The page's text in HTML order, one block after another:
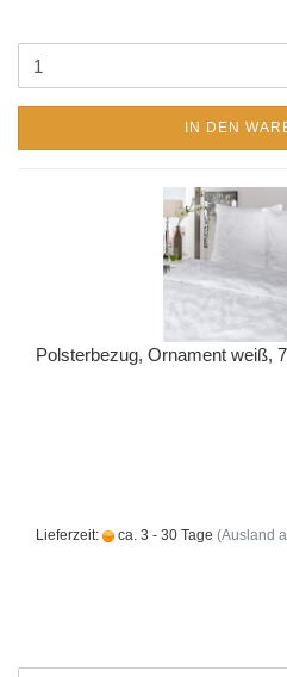
IN DEN
Polsterbezug, Ornament weiß,
Lieferzeit: ca. 3 - 30 Tage (Ausland